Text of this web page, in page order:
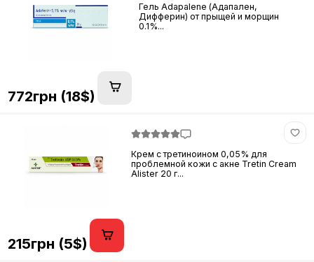
Гель Adapalene (Адапален,
Дифферин) от прыщей и морщин
0.1%...
772грн (18$)
Крем с третиноином 0,05% для
проблемной кожи с акне Tretin Cream
Alister 20 г...
215грн (5$)